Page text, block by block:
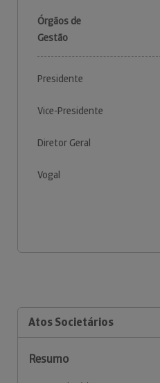
Órgãos de
Gestão
Presidente
Vice-Presidente
Diretor Geral
Vogal
Atos Societários
Resumo